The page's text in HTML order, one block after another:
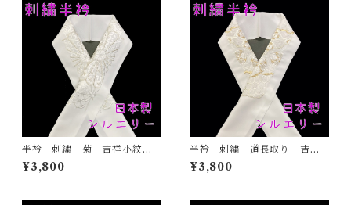
半衿 刺繍 菊 吉祥小紋
銀 白地 シルエリー 新合
繊 日本製 刺繍衿 和装小
¥3,800
半衿 刺繍 道長取り 吉祥
紋 金 白地 シルエリー
新合繊 日本製 刺繍衿 和
¥3,800